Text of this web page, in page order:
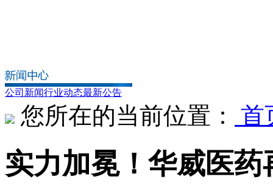
公司新闻行业动态最新公告
您所在的当前位置： 首
实力加冕！华威医